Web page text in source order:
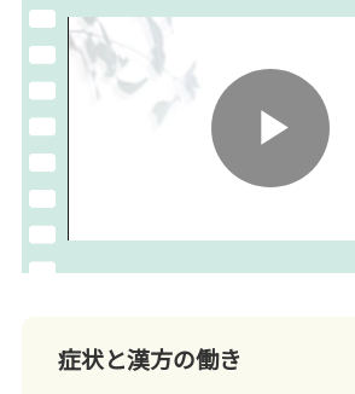
Play
症状と漢方の働き